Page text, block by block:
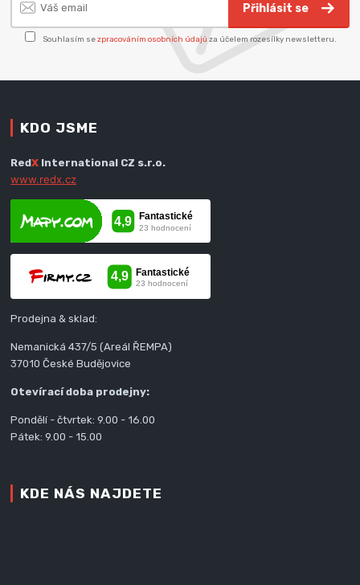
Přihlásit se
Souhlasím sezpracováním osobních údajů za účelem rozesílky newsletteru.
KDO JSME
RedX International CZ s.r.o.
www.redx.cz
Prodejna & sklad:
Nemanická 437/5 (Areál ŘEMPA)
37010 České Budějovice
Otevírací doba prodejny:
Pondělí - čtvrtek: 9.00 - 16.00
Pátek: 9.00 - 15.00
KDE NÁS NAJDETE